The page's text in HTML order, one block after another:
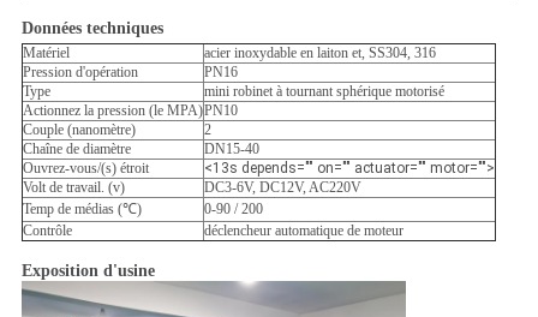
Données techniques
Matériel
acier inoxydable en laiton et, SS304, 316
Pression d'opération
PN16
Type
mini robinet à tournant sphérique motorisé
Actionnez la pression (le MPA)PN10
Couple (nanomètre)
2
Chaîne de diamètre
DN15-40
Ouvrez-vous/(s) étroit
<13s depends="" on="" actuator="" motor="">
Volt de travail. (v)
DC3-6V, DC12V, AC220V
Temp de médias (℃)
0-90 / 200
Contrôle
déclencheur automatique de moteur
Exposition d'usine